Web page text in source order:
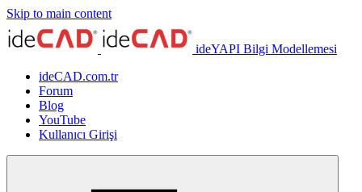
Skip to main content
ideYAPI Bilgi Modellemesi
ideCAD.com.tr
Forum
Blog
YouTube
Kullanıcı Girişi